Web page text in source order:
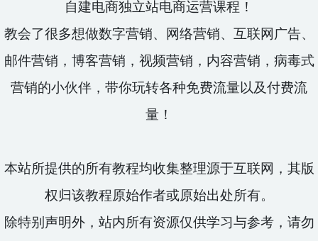
自建电商独立站电商运营课程！
教会了很多想做数字营销、网络营销、互联网广告、
邮件营销，博客营销，视频营销，内容营销，病毒式
营销的小伙伴，带你玩转各种免费流量以及付费流
量！
本站所提供的所有教程均收集整理源于互联网，其版
权归该教程原始作者或原始出处所有。
除特别声明外，站内所有资源仅供学习与参考，请勿